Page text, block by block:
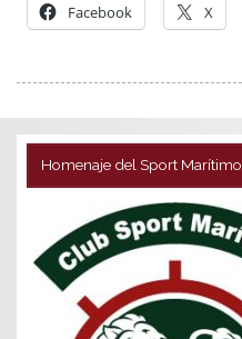
Facebook X
Homenaje del Sport Marítimo